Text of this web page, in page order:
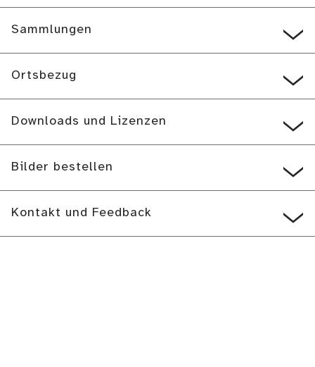
Sammlungen
Ortsbezug
Downloads und Lizenzen
Bilder bestellen
Kontakt und Feedback